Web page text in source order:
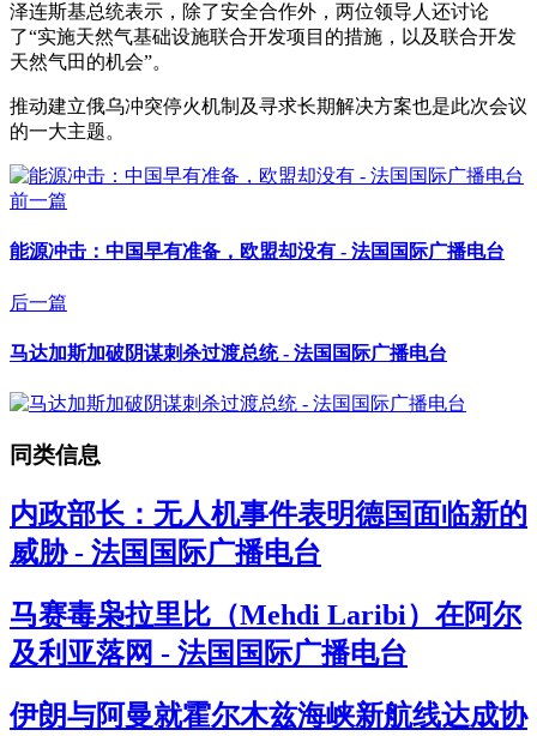
泽连斯基总统表示，除了安全合作外，两位领导人还讨论
了“实施天然气基础设施联合开发项目的措施，以及联合开发
天然气田的机会”。
推动建立俄乌冲突停火机制及寻求长期解决方案也是此次会议
的一大主题。
前一篇
能源冲击：中国早有准备，欧盟却没有 - 法国国际广播电台
后一篇
马达加斯加破阴谋刺杀过渡总统 - 法国国际广播电台
同类信息
内政部长：无人机事件表明德国面临新的
威胁 - 法国国际广播电台
马赛毒枭拉里比（Mehdi Laribi）在阿尔
及利亚落网 - 法国国际广播电台
伊朗与阿曼就霍尔木兹海峡新航线达成协